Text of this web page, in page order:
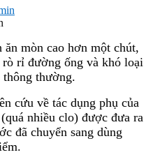
mòn cao hơn một chút,
rò rỉ đường ống và khó loại
thường.
cứu về tác dụng phụ của
nhiều clo) được đưa ra
đã chuyển sang dùng